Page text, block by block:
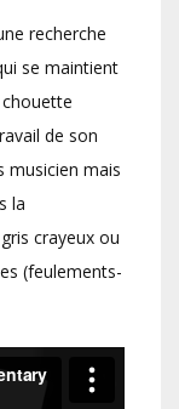
recherche
se maintient
de son
musicien mais
la
crayeux ou
(feulements-